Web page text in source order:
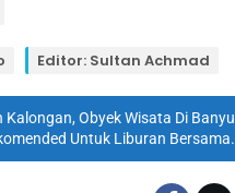
Editor: Sultan Achmad
Kalongan, Obyek Wisata Di
Untuk Liburan Bersama
Cek lokasi, Daya Tarik, Fasilitas